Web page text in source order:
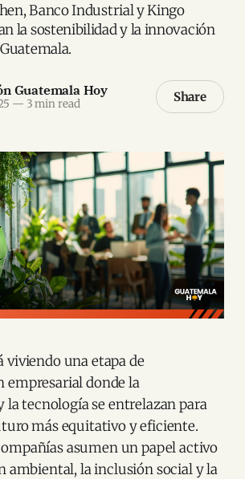
Banco Industrial y Kingo
la sostenibilidad y la innovación
Guatemala Hoy
— 3 min read Share
viviendo una etapa de
donde la
la tecnología se entrelazan para
más equitativo y eficiente.
asumen un papel activo
ambiental, la inclusión social y la